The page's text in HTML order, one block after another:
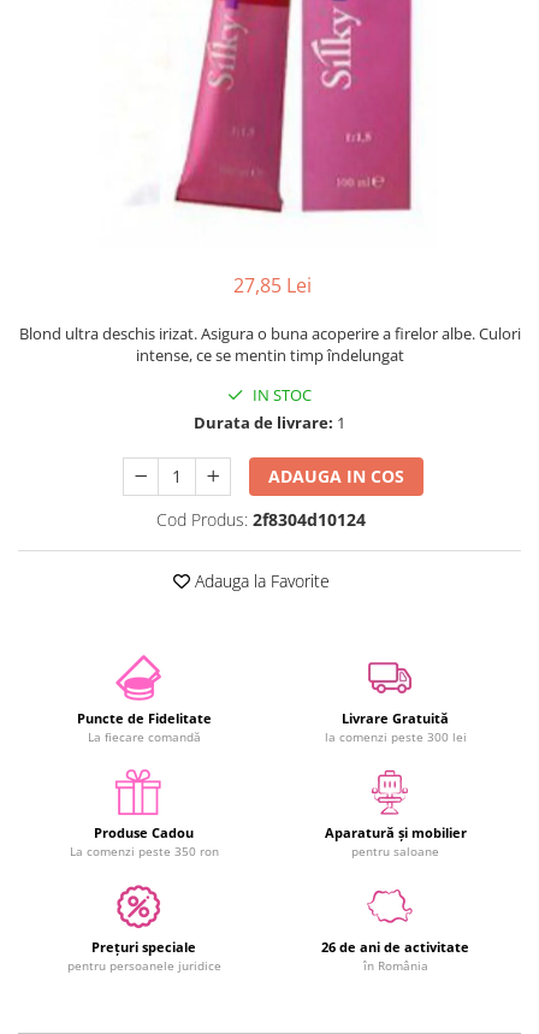
Produse Dupa Epilare
Produse Inainte de Epilare
Tratamente pentru Par
27,85 Lei
Blond ultra deschis irizat. Asigura o buna acoperire a firelor albe. Culori
intense, ce se mentin timp îndelungat
IN STOC
Durata de livrare: 1
ADAUGA IN COS
Cod Produs: 2f8304d10124
Adauga la Favorite
Puncte de Fidelitate
La fiecare comandă
Livrare Gratuită
la comenzi peste 300 lei
Produse Cadou
La comenzi peste 350 ron
Aparatură și mobilier
pentru saloane
Prețuri speciale
pentru persoanele juridice
26 de ani de activitate
în România